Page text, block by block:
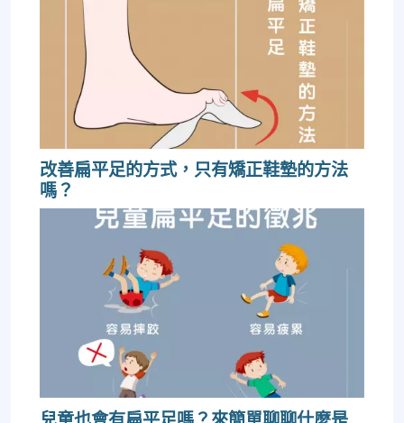
改善扁平足的方式，只有矯正鞋墊的方法
嗎？